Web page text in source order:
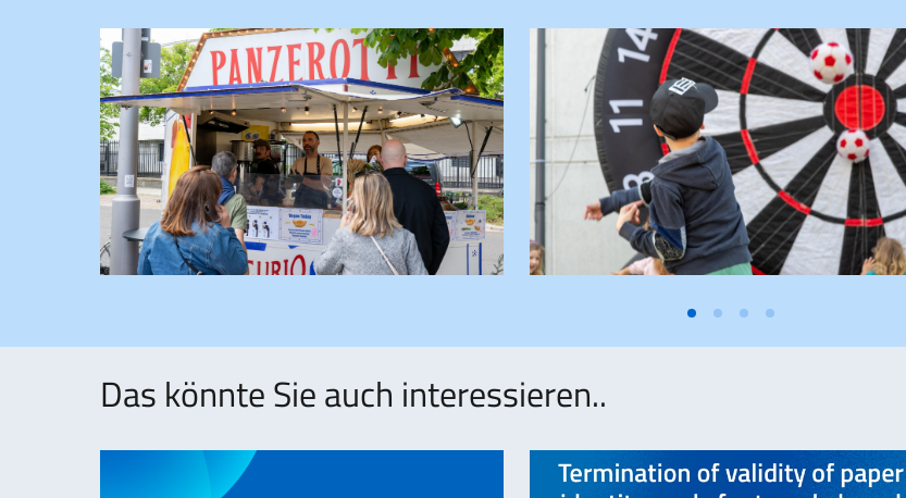
Das könnte Sie auch interessieren..